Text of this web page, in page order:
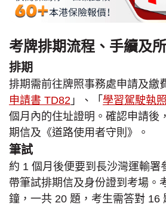
考牌排期流程、手續及
排期
排期需前往牌照事務處申請及繳
申請書 TD82 」、「 學習駕駛執
個月內的住址證明。確認申請後
期信及《道路使用者守則》。
筆試
約 1 個月後便要到長沙灣運輸署
帶筆試排期信及身份證到考場。
鐘，一共 20 題，考生需答對 16